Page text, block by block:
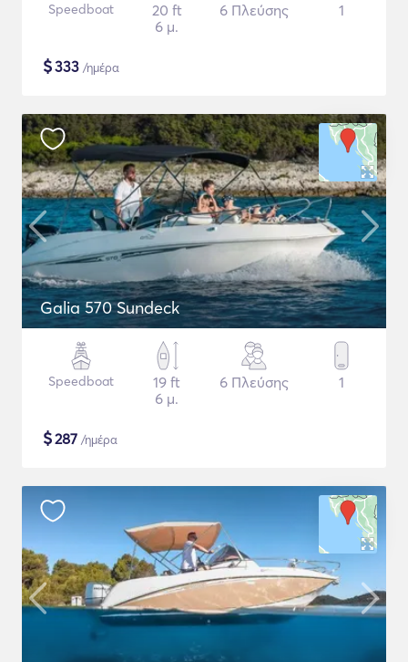
Speedboat
20 ft
6 μ.
6 Πλεύσης 1
$333 /ημέρα
Galia 570 Sundeck
Speedboat
19 ft
6 μ.
6 Πλεύσης 1
$287 /ημέρα